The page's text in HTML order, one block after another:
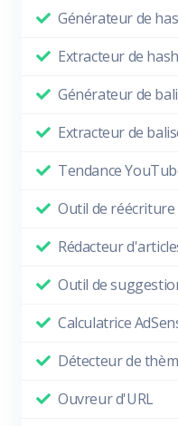
Générateur de
Extracteur de
Générateur de
Extracteur de
Tendance
Outil de réécriture
Rédacteur
Outil de
Calculatrice
Détecteur de
Ouvreur d'URL